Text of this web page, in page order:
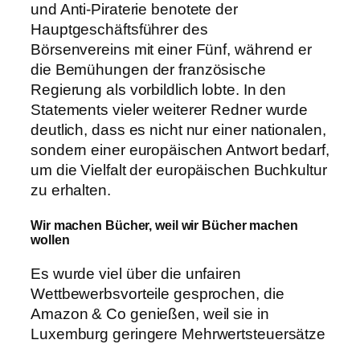
und Anti-Piraterie benotete der
Hauptgeschäftsführer des
Börsenvereins mit einer Fünf, während er
die Bemühungen der französische
Regierung als vorbildlich lobte. In den
Statements vieler weiterer Redner wurde
deutlich, dass es nicht nur einer nationalen,
sondern einer europäischen Antwort bedarf,
um die Vielfalt der europäischen Buchkultur
zu erhalten.
Wir machen Bücher, weil wir Bücher machen
wollen
Es wurde viel über die unfairen
Wettbewerbsvorteile gesprochen, die
Amazon & Co genießen, weil sie in
Luxemburg geringere Mehrwertsteuersätze